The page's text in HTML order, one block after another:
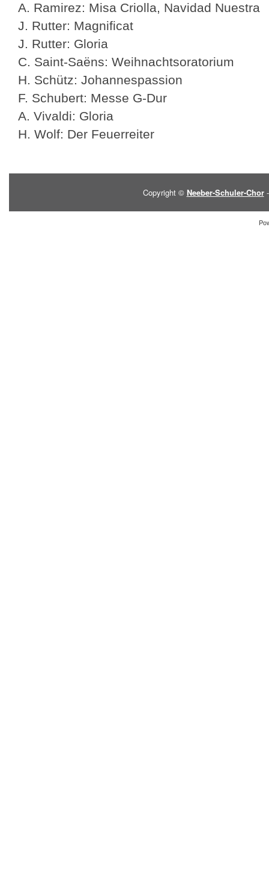
A. Ramirez: Misa Criolla, Navidad Nuestra
J. Rutter: Magnificat
J. Rutter: Gloria
C. Saint-Saëns: Weihnachtsoratorium
H. Schütz: Johannespassion
F. Schubert: Messe G-Dur
A. Vivaldi: Gloria
H. Wolf: Der Feuerreiter
Copyright © Neeber-Schuler-Chor-